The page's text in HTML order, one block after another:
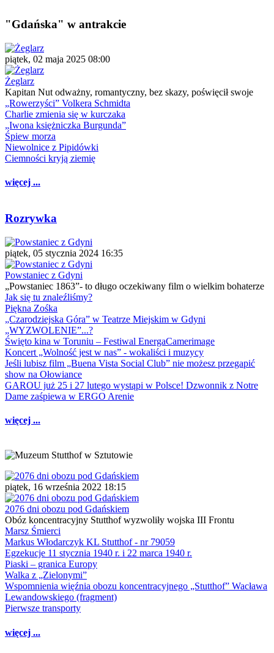
"Gdańska" w antrakcie
piątek, 02 maja 2025 08:00
Żeglarz
Kapitan Nut odważny, romantyczny, bez skazy, poświęcił swoje
„Rowerzyści” Volkera Schmidta
Charlie zmienia się w kurczaka
„Iwona księżniczka Burgunda”
Śpiew morza
Niewolnice z Pipidówki
Ciemności kryją ziemię
więcej ...
Rozrywka
piątek, 05 stycznia 2024 16:35
Powstaniec z Gdyni
„Powstaniec 1863”- to długo oczekiwany film o wielkim bohaterze
Jak się tu znaleźliśmy?
Piękna Zośka
„Czarodziejska Góra” w Teatrze Miejskim w Gdyni
„WYZWOLENIE”...?
Święto kina w Toruniu – Festiwal EnergaCamerimage
Koncert „Wolność jest w nas” - wokaliści i muzycy
Jeśli lubisz film „Buena Vista Social Club” nie możesz przegapić
show na Ołowiance
GAROU już 25 i 27 lutego wystąpi w Polsce! Dzwonnik z Notre
Dame zaśpiewa w ERGO Arenie
więcej ...
piątek, 16 września 2022 18:15
2076 dni obozu pod Gdańskiem
Obóz koncentracyjny Stutthof wyzwoliły wojska III Frontu
Marsz Śmierci
Markus Włodarczyk KL Stutthof - nr 79059
Egzekucje 11 stycznia 1940 r. i 22 marca 1940 r.
Piaski – granica Europy
Walka z „Zielonymi”
Wspomnienia więźnia obozu koncentracyjnego „Stutthof” Wacława
Lewandowskiego (fragment)
Pierwsze transporty
więcej ...